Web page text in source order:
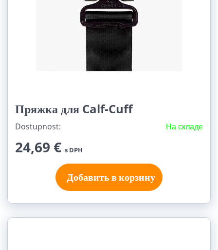
Пряжка для Calf-Cuff
Dostupnost: На складе
24,69 € s DPH
Добавить в корзину